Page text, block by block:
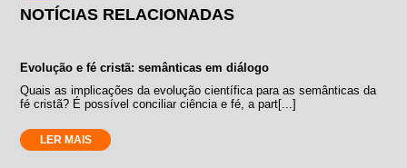
NOTÍCIAS RELACIONADAS
Evolução e fé cristã: semânticas em diálogo
Quais as implicações da evolução científica para as semânticas da
fé cristã? É possível conciliar ciência e fé, a part[...]
LER MAIS